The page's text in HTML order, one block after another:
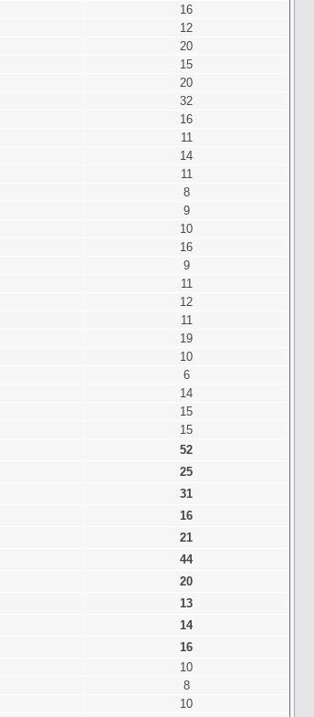
16
12
20
15
20
32
16
11
14
11
8
9
10
16
9
11
12
11
19
10
6
14
15
15
52
25
31
16
21
44
20
13
14
16
10
8
10